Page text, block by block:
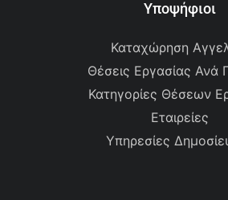
Υποψήφιοι
Καταχώρηση
Θέσεις Εργασίας Ανά
Κατηγορίες Θέσεων
Εταιρείες
Υπηρεσίες